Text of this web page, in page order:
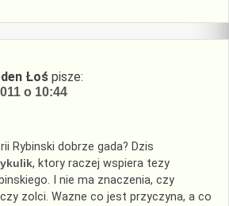
Łoś pisze:
o 10:44
Rybinski dobrze gada? Dzis
, ktory raczej wspiera tezy
I nie ma znaczenia, czy
zolci. Wazne co jest przyczyna, a co